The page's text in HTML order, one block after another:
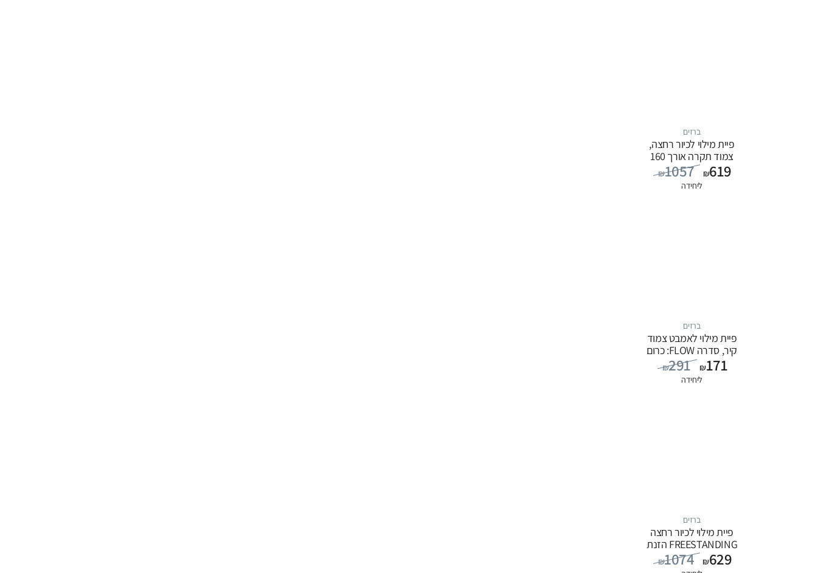
ברזים
פיית מילוי לכיור רחצה,
צמוד תקרה אורך 160
שחור
₪1057 ₪619
ליחידה
ברזים
פיית מילוי לאמבט צמוד
קיר, סדרה FLOW: כרום
₪291 ₪171
ליחידה
ברזים
פיית מילוי לכיור רחצה
FREESTANDING הזנת
מים מהרצפה, סדרה
FLOW: לבן
₪1074 ₪629